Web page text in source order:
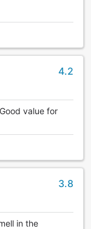
4.2
value for
3.8
in the